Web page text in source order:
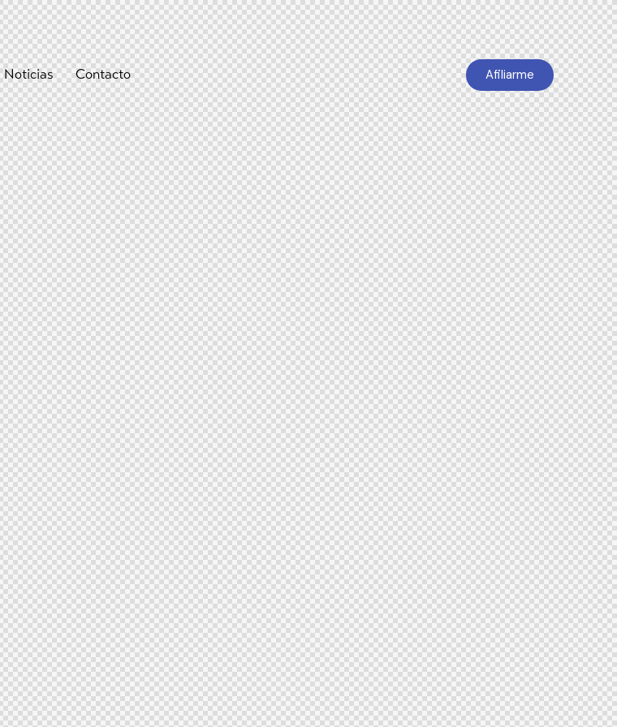
Noticias Contacto Afiliarme